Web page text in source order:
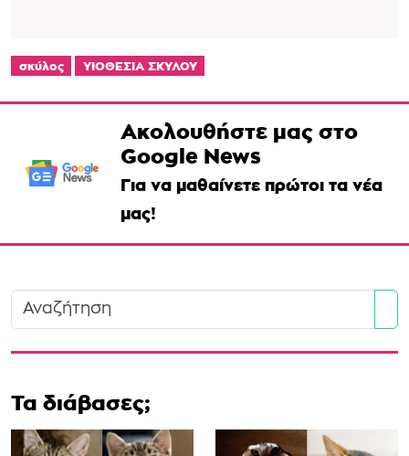
σκύλος ΥΙΟΘΕΣΙΑ ΣΚΥΛΟΥ
Ακολουθήστε μας στο
Google News
Για να μαθαίνετε πρώτοι τα νέα
μας!
Τα διάβασες;